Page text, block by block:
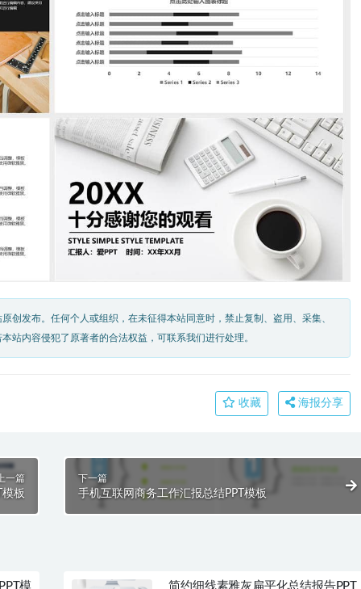
创发布。任何个人或组织，在未征得本站同意时，禁止复制、盗用、采集、
站内容侵犯了原著者的合法权益，可联系我们进行处理。
收藏 海报分享
一篇
板
下一篇
手机互联网商务工作汇报总结PPT模板
模 简约细线素雅灰扁平化总结报告PPT